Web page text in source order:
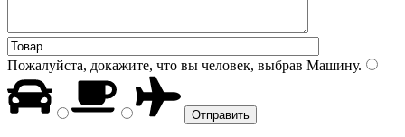
Пожалуйста, докажите, что вы человек, выбрав Машину.